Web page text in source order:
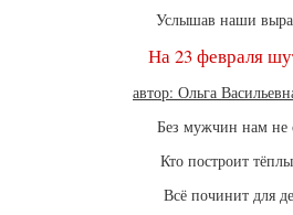
Услышав наши
На 23 февраля
автор: Ольга
Без мужчин нам не
Кто построит
Всё починит для